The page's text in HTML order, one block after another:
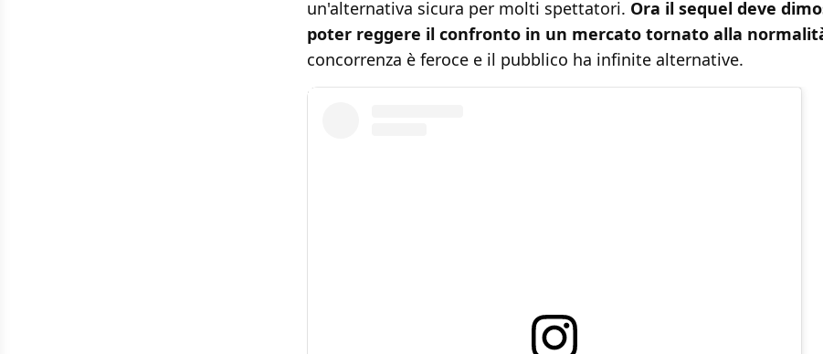
un'alternativa sicura per molti spettatori. Ora il sequel deve
poter reggere il confronto in un mercato tornato alla
concorrenza è feroce e il pubblico ha infinite alternative.